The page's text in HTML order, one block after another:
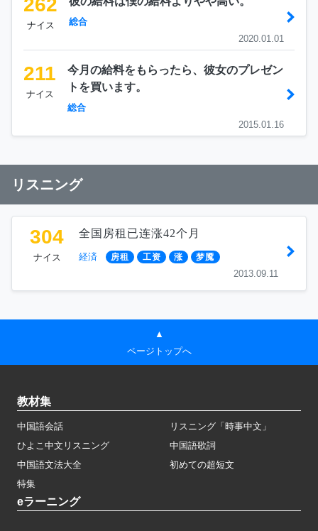
262
ナイス
総合
2020.01.01
211
ナイス
今月の給料をもらったら、彼女のプレゼン
トを買います。
総合
2015.01.16
リスニング
304
ナイス
全国房租已连涨42个月
経済 房租 工资 涨 梦魇
2013.09.11
▲
ページトップへ
教材集
中国語会話
リスニング「時事中文」
ひよこ中文リスニング
中国語歌詞
中国語文法大全
初めての超短文
特集
eラーニング